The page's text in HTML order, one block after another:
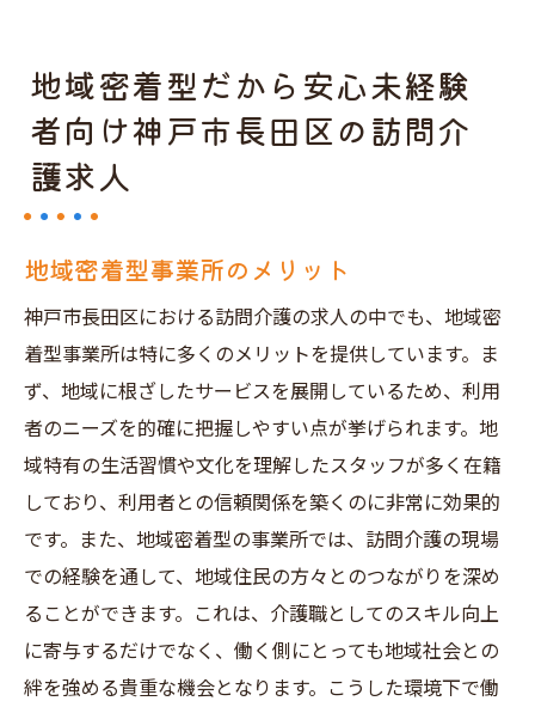
地域密着型だから安心未経験
者向け神戸市長田区の訪問介
護求人
地域密着型事業所のメリット
神戸市長田区における訪問介護の求人の中でも、地域密
着型事業所は特に多くのメリットを提供しています。ま
ず、地域に根ざしたサービスを展開しているため、利用
者のニーズを的確に把握しやすい点が挙げられます。地
域特有の生活習慣や文化を理解したスタッフが多く在籍
しており、利用者との信頼関係を築くのに非常に効果的
です。また、地域密着型の事業所では、訪問介護の現場
での経験を通して、地域住民の方々とのつながりを深め
ることができます。これは、介護職としてのスキル向上
に寄与するだけでなく、働く側にとっても地域社会との
絆を強める貴重な機会となります。こうした環境下で働